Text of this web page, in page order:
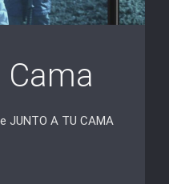
JUNTO A TU CAMA